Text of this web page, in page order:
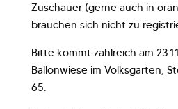
Zuschauer (gerne auch in
brauchen sich nicht zu
Bitte kommt zahlreich am
Ballonwiese im Volksgarten,
65.